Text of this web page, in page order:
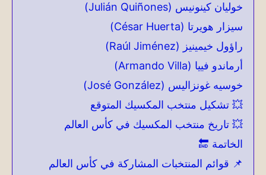
خوليان كينونيس (Julián Quiñones)
سيزار هويرتا (César Huerta)
راؤول خيمينيز (Raúl Jiménez)
أرماندو فييا (Armando Villa)
خوسيه غونزاليس (José González)
💥 تشكيل منتخب المكسيك المتوقع
💥 تاريخ منتخب المكسيك في كأس العالم
الخاتمة 🔚
📌 قوائم المنتخبات المشاركة في كأس العالم